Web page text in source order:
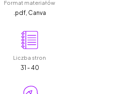
Format materiałów
.pdf, Canva
Liczba stron
31 - 40